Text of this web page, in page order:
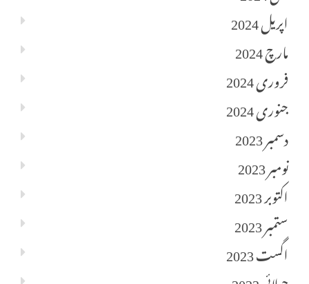
اپریل 2024
مارچ 2024
فروری 2024
جنوری 2024
دسمبر 2023
نومبر 2023
اکتوبر 2023
ستمبر 2023
اگست 2023